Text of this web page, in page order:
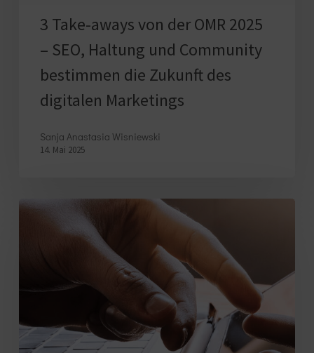
SEO,
Haltung
bestimmen
Zukunft
Marketings
3 Take-aways von der OMR 2025
– SEO, Haltung und Community
bestimmen die Zukunft des
digitalen Marketings
Sanja Anastasia Wisniewski
14. Mai 2025
Barrierefreie
Schritt
Schritt